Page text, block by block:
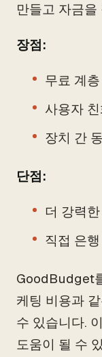
만들고 자금
장점:
무료 계
사용자
장치 간
단점:
더 강력
직접 은
GoodBudget
케팅 비용과
수 있습니다.
도움이 될 수